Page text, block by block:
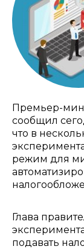
Премьер-
сообщил
что в
режим для
Глава
подавать